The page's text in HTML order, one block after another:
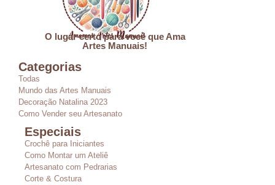
O lugar certo para você que Ama
Artes Manuais!
Categorias
Todas
Mundo das Artes Manuais
Decoração Natalina 2023
Como Vender seu Artesanato
Especiais
Crochê para Iniciantes
Como Montar um Ateliê
Artesanato com Pedrarias
Corte & Costura